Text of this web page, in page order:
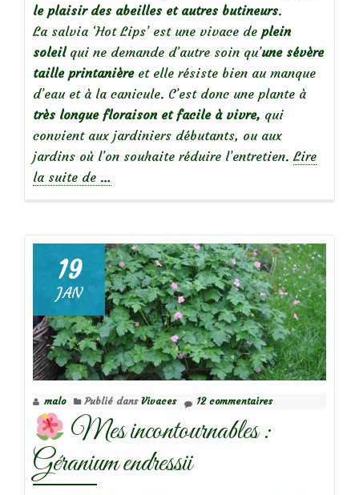
le plaisir des abeilles et autres butineurs.
La salvia ‘Hot Lips’ est une vivace de plein
soleilqui ne demande d’autre soin qu’une sévère
taille printanièreet elle résiste bien au manque
d’eau et à la canicule. C’est donc une plante à
très longue floraison et facile à vivre, qui
convient aux jardiniers débutants, ou aux
jardins où l’on souhaite réduire l’entretien. Lire
la suite de à
Lips’
…
19
JAN
malo Publié dans Vivaces 12 commentaires
Mes incontournables :
Géranium endressii